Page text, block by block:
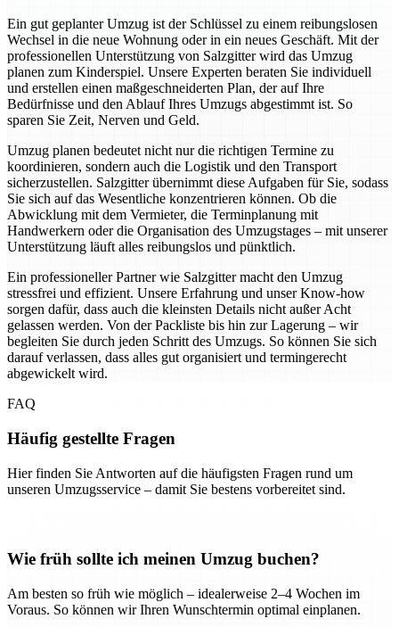
Ein gut geplanter Umzug ist der Schlüssel zu einem reibungslosen
Wechsel in die neue Wohnung oder in ein neues Geschäft. Mit der
professionellen Unterstützung von Salzgitter wird das Umzug
planen zum Kinderspiel. Unsere Experten beraten Sie individuell
und erstellen einen maßgeschneiderten Plan, der auf Ihre
Bedürfnisse und den Ablauf Ihres Umzugs abgestimmt ist. So
sparen Sie Zeit, Nerven und Geld.
Umzug planen bedeutet nicht nur die richtigen Termine zu
koordinieren, sondern auch die Logistik und den Transport
sicherzustellen. Salzgitter übernimmt diese Aufgaben für Sie, sodass
Sie sich auf das Wesentliche konzentrieren können. Ob die
Abwicklung mit dem Vermieter, die Terminplanung mit
Handwerkern oder die Organisation des Umzugstages – mit unserer
Unterstützung läuft alles reibungslos und pünktlich.
Ein professioneller Partner wie Salzgitter macht den Umzug
stressfrei und effizient. Unsere Erfahrung und unser Know-how
sorgen dafür, dass auch die kleinsten Details nicht außer Acht
gelassen werden. Von der Packliste bis hin zur Lagerung – wir
begleiten Sie durch jeden Schritt des Umzugs. So können Sie sich
darauf verlassen, dass alles gut organisiert und termingerecht
abgewickelt wird.
FAQ
Häufig gestellte Fragen
Hier finden Sie Antworten auf die häufigsten Fragen rund um
unseren Umzugsservice – damit Sie bestens vorbereitet sind.
Wie früh sollte ich meinen Umzug buchen?
Am besten so früh wie möglich – idealerweise 2–4 Wochen im
Voraus. So können wir Ihren Wunschtermin optimal einplanen.